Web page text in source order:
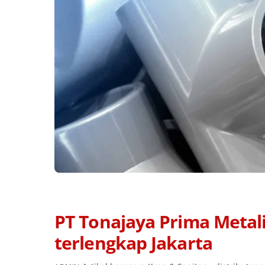
PT Tonajaya Prima
terlengkap Jakarta